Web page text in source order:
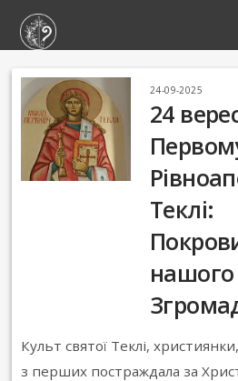
24-09-2025
24
Теклі:
нашого
Культ святої Теклі,
з перших постраждала за